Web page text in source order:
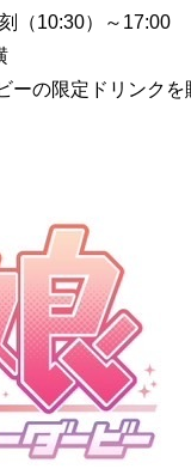
（10:30）～ 17:00
ーの限定ドリンク